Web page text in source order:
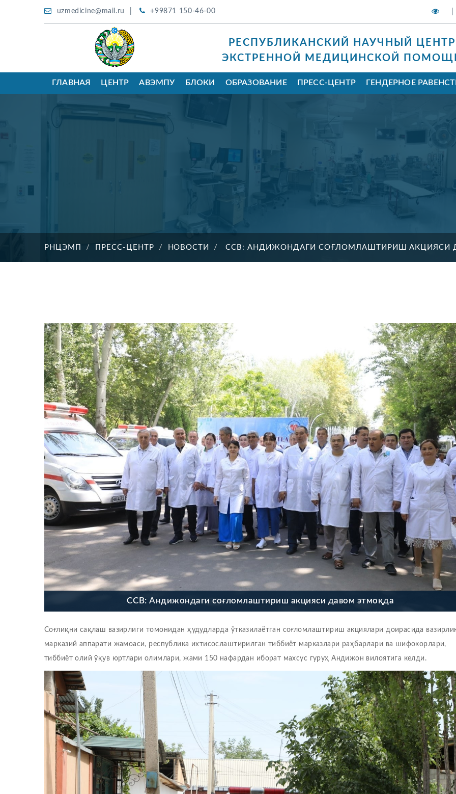
uzmedicine@mail.ru +99871 150-46-00
РЕСПУБЛИКАНСКИЙ НАУЧНЫЙ ЦЕНТР
ЭКСТРЕННОЙ МЕДИЦИНСКОЙ
ГЛАВНАЯ ЦЕНТР АВЭМПУ БЛОКИ ОБРАЗОВАНИЕ ПРЕСС-ЦЕНТР ГЕНДЕРНОЕ
РНЦЭМП ПРЕСС-ЦЕНТР НОВОСТИ ССВ: АНДИЖОНДАГИ СОҒЛОМЛАШТИРИШ АКЦИЯСИ
ССВ: Андижондаги соғломлаштириш акцияси давом этмоқда
Соғлиқни сақлаш вазирлиги томонидан ҳудудларда ўтказилаётган соғломлаштириш акциялари доирасида
марказий аппарати жамоаси, республика ихтисослаштирилган тиббиёт марказлари раҳбарлари ва шифокорлари,
тиббиёт олий ўқув юртлари олимлари, жами 150 нафардан иборат махсус гуруҳ Андижон вилоятига келди.